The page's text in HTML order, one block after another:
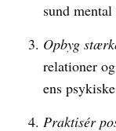
sund
Opbyg
relationer
ens
Praktisér